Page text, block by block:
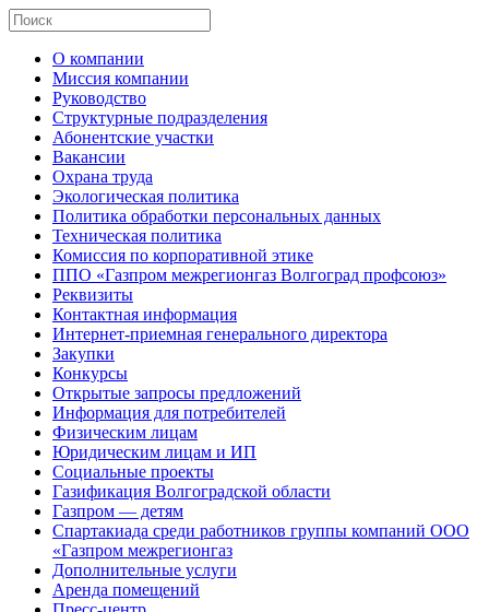
О компании
Миссия компании
Руководство
Структурные подразделения
Абонентские участки
Вакансии
Охрана труда
Экологическая политика
Политика обработки персональных данных
Техническая политика
Комиссия по корпоративной этике
ППО «Газпром межрегионгаз Волгоград профсоюз»
Реквизиты
Контактная информация
Интернет-приемная генерального директора
Закупки
Конкурсы
Открытые запросы предложений
Информация для потребителей
Физическим лицам
Юридическим лицам и ИП
Социальные проекты
Газификация Волгоградской области
Газпром — детям
Спартакиада среди работников группы компаний ООО
«Газпром межрегионгаз
Дополнительные услуги
Аренда помещений